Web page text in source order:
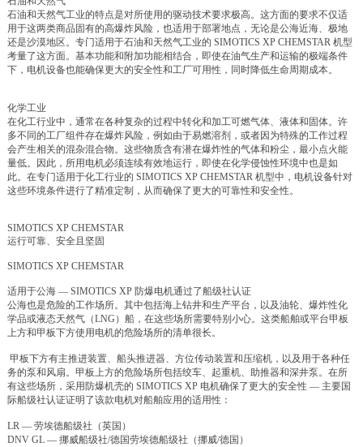
石油和天然气工业的特点是对所使用的驱动技术要求极高。这方面的要求不仅适
用于这两类商品固有的高爆炸风险，也适用于部署地点，无论是公海近海、极地
还是沙漠地区。专门适用于石油和天然气工业的 SIMOTICS XP CHEMSTAR 机型
考量了这方面。基本功能和附加功能相结合，即使在油气生产和运输的极端条件
下，电机设备也能确保更大的安全性和工厂可用性，同时降低生命周期成本。
化学工业
在化工行业中，通常在各种复杂的过程中转化和加工可燃气体、液体和固体。许
多不同的工厂组件存在爆炸风险，例如由于易燃溶剂，或者因为特殊的工作过程
会产生相关的混杂混合物。这些物质含有潜在爆炸性的气体和粉尘，最小点火能
量低。因此，所用电机必须连续有效地运行，即使在化学侵蚀性环境中也是如
此。在专门适用于化工行业的 SIMOTICS XP CHEMSTAR 机型中，电机设备针对
这些环境条件进行了精准定制，从而确保了更大的可靠性和安全性。
SIMOTICS XP CHEMSTAR
运行可靠、安全且坚固
SIMOTICS XP CHEMSTAR
适用于公海 — SIMOTICS XP 防爆电机通过了船级社认证
公海也是危险的工作场所。其中包括海上钻井和生产平台，以及油轮、爆炸性化
学品或液态天然气（LNG）船，在这些场所需要特别小心。这类船舶或平台甲板
上方和甲板下方使用电机的危险场所的清单很长。
甲板下方有主推进装置、船头推进器、方位传动装置和压缩机，以及用于各种任
务的泵和风扇。甲板上方的危险场所包括绞车、起重机、助推器和深井泵。在所
有这些场所，采用防爆机壳的 SIMOTICS XP 电机确保了更大的安全性 — 主要国
际船级社认证证明了该款电机对船舶应用的适用性：
LR — 劳埃德船级社（英国）
DNV GL — 挪威船级社/德国劳埃德船级社（挪威/德国）